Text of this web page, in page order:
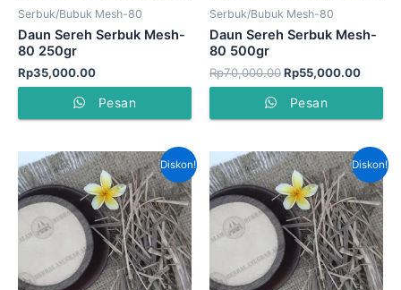
Serbuk/Bubuk Mesh-80
Daun Sereh Serbuk Mesh-
80 250gr
Rp35,000.00
Pesan
Serbuk/Bubuk Mesh-80
Daun Sereh Serbuk Mesh-
80 500gr
Rp70,000.00Rp55,000.00
Pesan
Diskon!
Harga
aslinya
adalah:
Rp80,000.00.
Harga
saat
ini
adalah:
Rp60,000.00.
Diskon!
Harga
aslinya
adalah:
Rp60,000.00.
Harga
saat
ini